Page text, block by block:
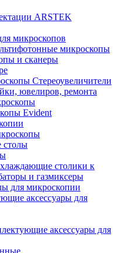
ARSTEK
микроскопов
микроскопы
и сканеры
Стереоувеличители
ювелиров, ремонта
Evident
столы
столики к
и газмиксеры
для микроскопии
аксессуары для
аксессуары для